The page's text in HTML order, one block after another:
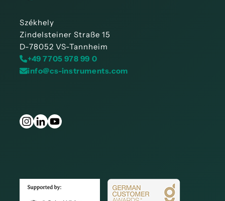
Székhely
Zindelsteiner Straße 15
D-78052 VS-Tannheim
+49 7705 978 99 0
info@cs-instruments.com